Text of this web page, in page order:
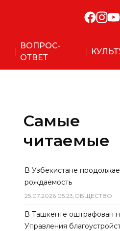
ВОПРОС-
ОТВЕТ
Самые
читаемые
В Узбекистане
рождаемость
25.07.2026 05:23,ОБЩЕСТВО
В Ташкенте оштрафован
Управления